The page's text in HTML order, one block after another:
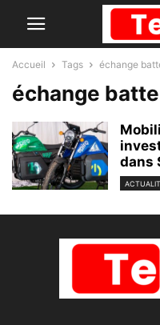
Accueil Tags échange
échange
dans